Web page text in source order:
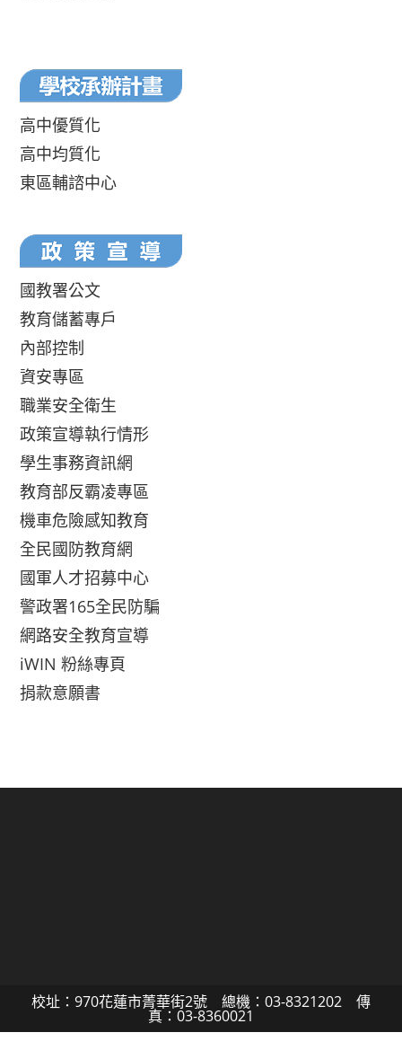
高中優質化
高中均質化
東區輔諮中心
國教署公文
教育儲蓄專戶
內部控制
資安專區
職業安全衛生
政策宣導執行情形
學生事務資訊網
教育部反霸凌專區
機車危險感知教育
全民國防教育網
國軍人才招募中心
警政署165全民防騙
網路安全教育宣導
iWIN 粉絲專頁
捐款意願書
校址：970花蓮市菁華街2號 總機：03-8321202 傳
真：03-8360021